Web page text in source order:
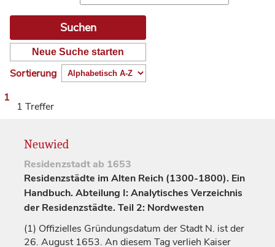
Neue Suche starten
Sortierung
1
1 Treffer
Neuwied
Residenzstadtab 1653
Residenzstädte im Alten Reich (1300-1800). Ein
Handbuch. Abteilung I: Analytisches Verzeichnis
der Residenzstädte. Teil 2: Nordwesten
(1) Offizielles Gründungsdatum der Stadt N. ist der
26. August 1653. An diesem Tag verlieh Kaiser